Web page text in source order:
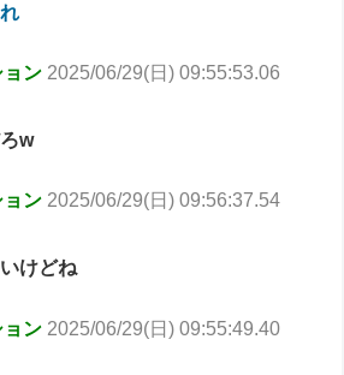
ン 2025/06/29(日) 09:55:53.06
w
ン 2025/06/29(日) 09:56:37.54
けどね
ン 2025/06/29(日) 09:55:49.40